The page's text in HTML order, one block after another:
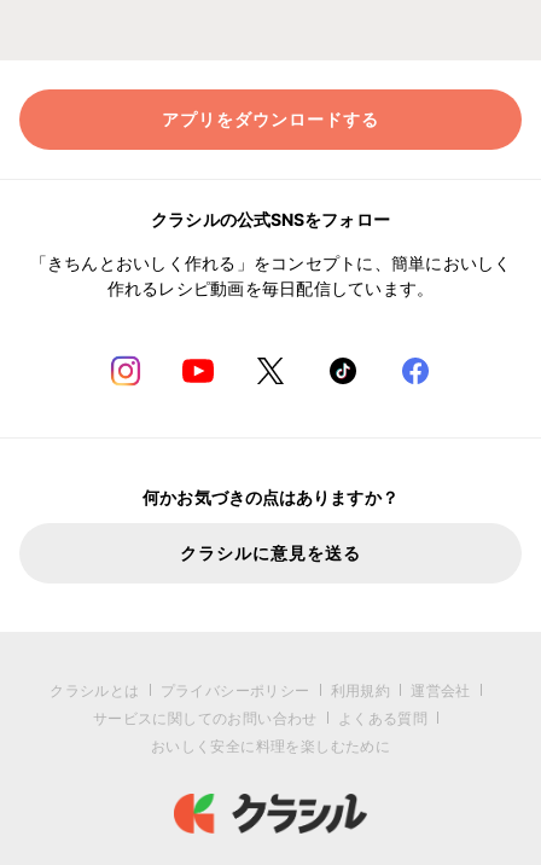
アプリをダウンロードする
クラシルの公式SNSをフォロー
「きちんとおいしく作れる」をコンセプトに、簡単においしく
作れるレシピ動画を毎日配信しています。
何かお気づきの点はありますか？
クラシルに意見を送る
クラシルとは プライバシーポリシー 利用規約
運営会社
サービスに関してのお問い合わせ
よくある質問
おいしく安全に料理を楽しむために